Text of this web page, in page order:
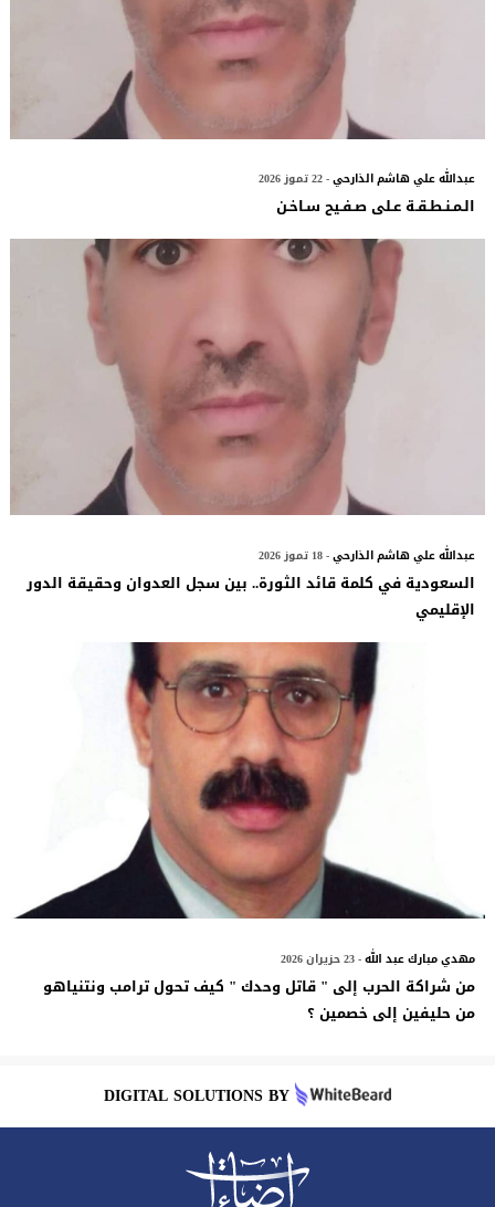
عبدالله علي هاشم الذارحي- 22 تموز 2026
الـمـنـطـقـة عـلى صـفـيح سـاخـن
عبدالله علي هاشم الذارحي- 18 تموز 2026
السعودية في كلمة قائد الثورة.. بين سجل العدوان وحقيقة الدور
الإقليمي
مهدي مبارك عبد الله- 23 حزيران 2026
من شراكة الحرب إلى " قاتل وحدك " كيف تحول ترامب ونتنياهو
من حليفين إلى خصمين ؟
DIGITAL SOLUTIONS BY